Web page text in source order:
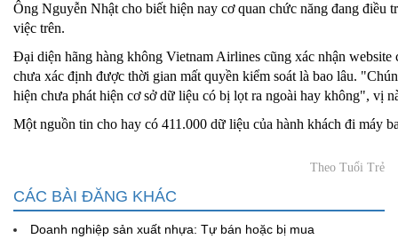
Ông Nguyễn Nhật cho biết hiện nay cơ quan chức năng đang điều
việc trên.
Đại diện hãng hàng không Vietnam Airlines cũng xác nhận
chưa xác định được thời gian mất quyền kiểm soát là bao lâu.
hiện chưa phát hiện cơ sở dữ liệu có bị lọt ra ngoài hay không", vị
Một nguồn tin cho hay có 411.000 dữ liệu của hành khách đi máy
Theo Tuổi Trẻ
CÁC BÀI ĐĂNG KHÁC
Doanh nghiệp sản xuất nhựa: Tự bán hoặc bị mua